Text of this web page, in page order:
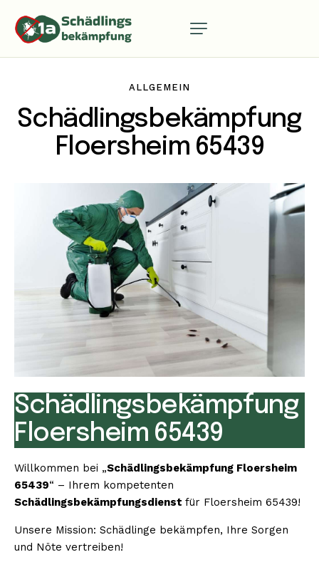
ALLGEMEIN
Schädlingsbekämpfung
Floersheim 65439
Schädlingsbekämpfung
Floersheim 65439
Willkommen bei „Schädlingsbekämpfung Floersheim
65439“ – Ihrem kompetenten
Schädlingsbekämpfungsdienst für Floersheim 65439!
Unsere Mission: Schädlinge bekämpfen, Ihre Sorgen
und Nöte vertreiben!